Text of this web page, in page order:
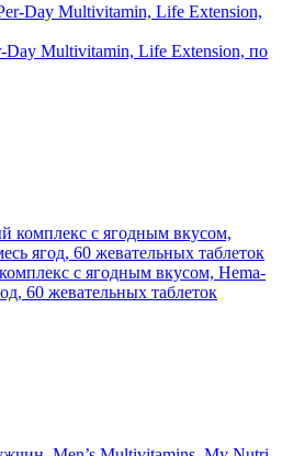
Multivitamin, Life Extension, по
с ягодным вкусом, Hema-
60 жевательных таблеток